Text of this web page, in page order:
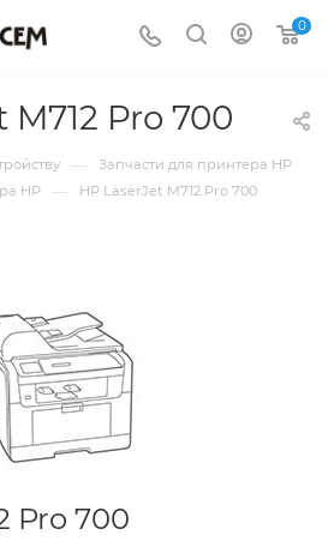
0
M712 Pro 700
— Запчасти для принтера HP
HP — HP LaserJet M712 Pro 700
Pro 700